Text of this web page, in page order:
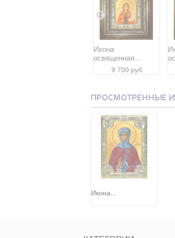
Икона
освященная...
9 700 руб
ПРОСМОТРЕННЫЕ
Икона...